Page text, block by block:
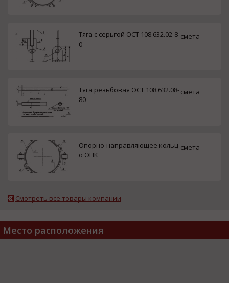
Тяга с серьгой ОСТ 108.632.02-8
0
смета
Тяга резьбовая ОСТ 108.632.08-
80
смета
Опорно-направляющее кольц
о ОНК
смета
Смотреть все товары компании
Место расположения